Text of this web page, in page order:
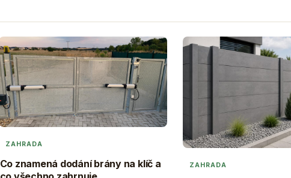
ZAHRADA
Co znamená dodání brány na klíč a
ZAHRADA